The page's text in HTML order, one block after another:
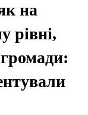
на
рівні,